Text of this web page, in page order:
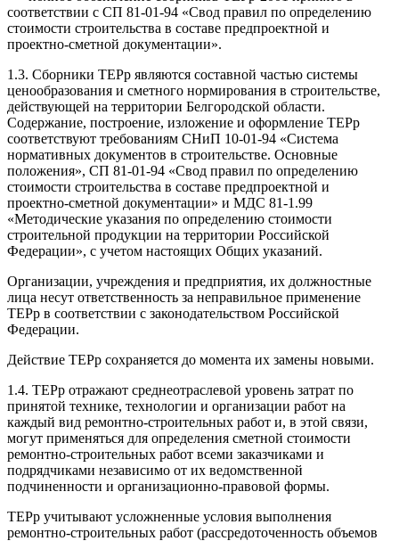
соответствии с СП 81-01-94 «Свод правил по определению
стоимости строительства в составе предпроектной и
проектно-сметной документации».
1.3. Сборники ТЕРр являются составной частью системы
ценообразования и сметного нормирования в строительстве,
действующей на территории Белгородской области.
Содержание, построение, изложение и оформление ТЕРр
соответствуют требованиям СНиП 10-01-94 «Система
нормативных документов в строительстве. Основные
положения», СП 81-01-94 «Свод правил по определению
стоимости строительства в составе предпроектной и
проектно-сметной документации» и МДС 81-1.99
«Методические указания по определению стоимости
строительной продукции на территории Российской
Федерации», с учетом настоящих Общих указаний.
Организации, учреждения и предприятия, их должностные
лица несут ответственность за неправильное применение
ТЕРр в соответствии с законодательством Российской
Федерации.
Действие ТЕРр сохраняется до момента их замены новыми.
1.4. ТЕРр отражают среднеотраслевой уровень затрат по
принятой технике, технологии и организации работ на
каждый вид ремонтно-строительных работ и, в этой связи,
могут применяться для определения сметной стоимости
ремонтно-строительных работ всеми заказчиками и
подрядчиками независимо от их ведомственной
подчиненности и организационно-правовой формы.
ТЕРр учитывают усложненные условия выполнения
ремонтно-строительных работ (рассредоточенность объемов